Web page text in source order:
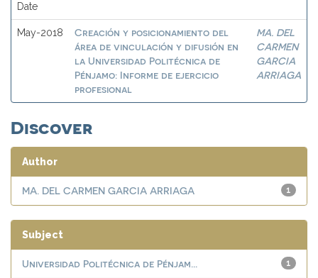
Date
May-2018
Creación y posicionamiento del
área de vinculación y difusión en
la Universidad Politécnica de
Pénjamo: Informe de ejercicio
profesional
MA. DEL
CARMEN
GARCIA
ARRIAGA
Discover
Author
1
MA. DEL CARMEN GARCIA ARRIAGA
Subject
1
Universidad Politécnica de Pénjam...